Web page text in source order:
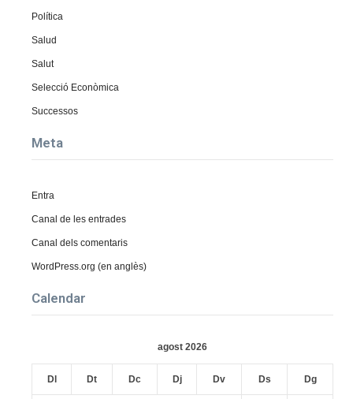
Política
Salud
Salut
Selecció Econòmica
Successos
Meta
Entra
Canal de les entrades
Canal dels comentaris
WordPress.org (en anglès)
Calendar
agost 2026
Dl Dt Dc Dj Dv Ds Dg